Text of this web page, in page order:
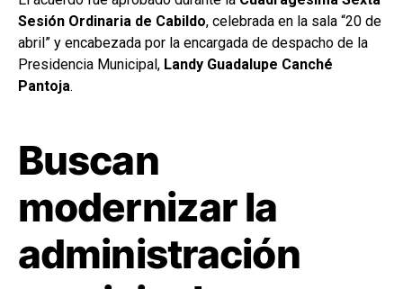
Sesión Ordinaria de Cabildo, celebrada en la sala “20 de
abril” y encabezada por la encargada de despacho de la
Presidencia Municipal, Landy Guadalupe Canché
Pantoja.
Buscan
modernizar la
administración